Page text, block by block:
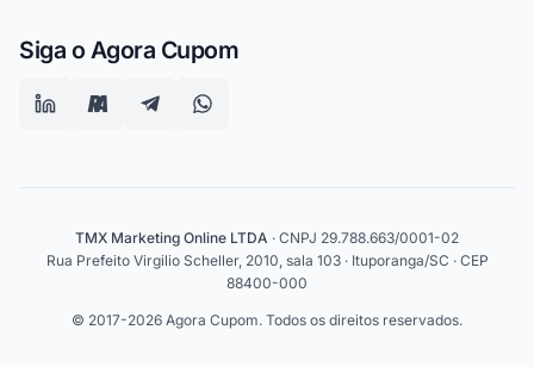
Siga o Agora Cupom
TMX Marketing Online LTDA · CNPJ 29.788.663/0001-02
Rua Prefeito Virgilio Scheller, 2010, sala 103 · Ituporanga/SC · CEP
88400-000
© 2017-2026 Agora Cupom. Todos os direitos reservados.